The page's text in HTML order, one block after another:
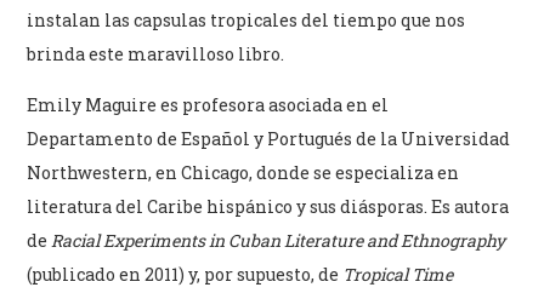
instalan las capsulas tropicales del tiempo que nos
brinda este maravilloso libro.
Emily Maguire es profesora asociada en el
Departamento de Español y Portugués de la Universidad
Northwestern, en Chicago, donde se especializa en
literatura del Caribe hispánico y sus diásporas. Es autora
deRacial Experiments in Cuban Literature and Ethnography
(publicado en 2011) y, por supuesto, de Tropical Time